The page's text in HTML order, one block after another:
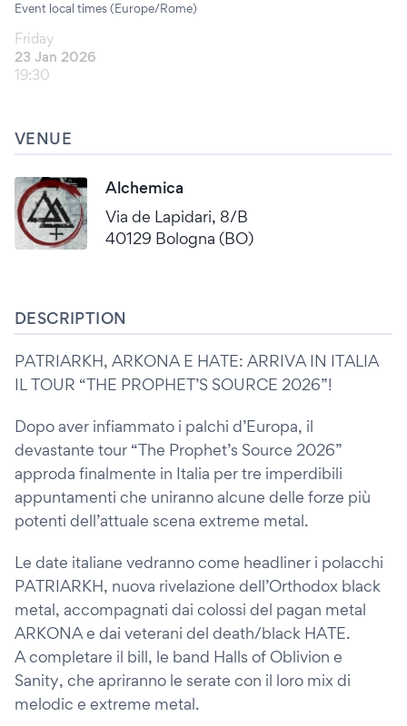
Event local times (Europe/Rome)
Friday
23 Jan 2026
19:30
VENUE
Alchemica
Via de Lapidari, 8/B
40129 Bologna (BO)
DESCRIPTION
PATRIARKH, ARKONA E HATE: ARRIVA IN ITALIA
IL TOUR “THE PROPHET’S SOURCE 2026”!
Dopo aver infiammato i palchi d’Europa, il
devastante tour “The Prophet’s Source 2026”
approda finalmente in Italia per tre imperdibili
appuntamenti che uniranno alcune delle forze più
potenti dell’attuale scena extreme metal.
Le date italiane vedranno come headliner i polacchi
PATRIARKH, nuova rivelazione dell’Orthodox black
metal, accompagnati dai colossi del pagan metal
ARKONA e dai veterani del death/black HATE.
A completare il bill, le band Halls of Oblivion e
Sanity, che apriranno le serate con il loro mix di
melodic e extreme metal.